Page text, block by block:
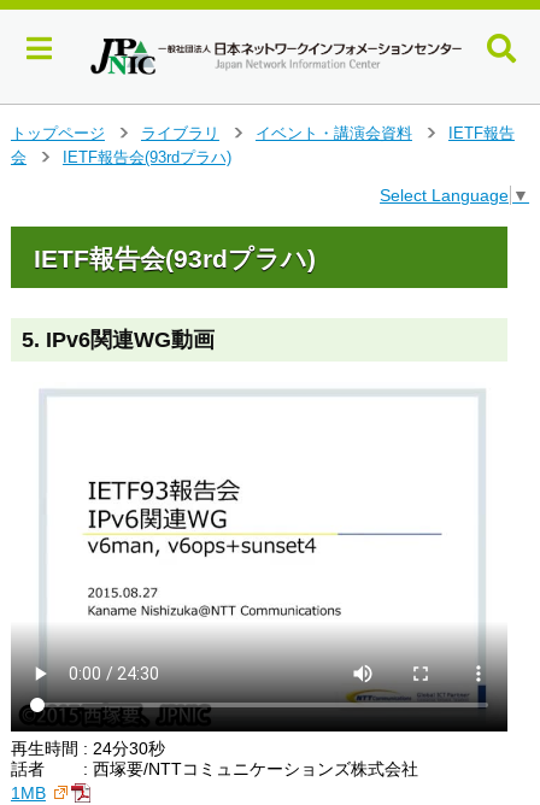
イ
ン
へ
トップページ
>
ライブラリ
>
イベント・講演会資料
IETF報告
会
IETF報告会(93rdプラハ)
Select Language ▼
IETF報告会(93rdプラハ)
5. IPv6関連WG動画
再生時間 : 24分30秒
話者 : 西塚要/NTTコミュニケーションズ株式会社
1MB